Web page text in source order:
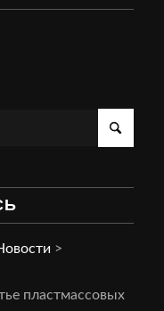
>
пластмассовых